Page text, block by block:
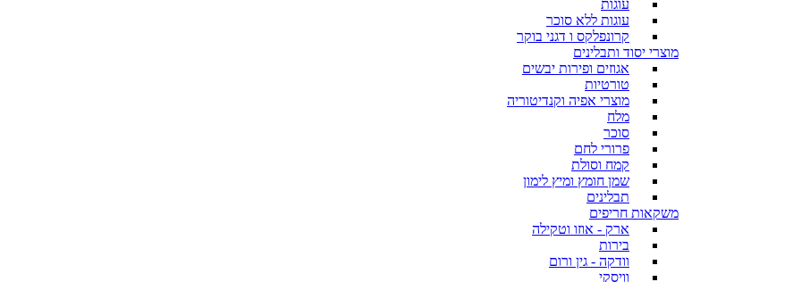
עוגות
עוגות ללא סוכר
קרונפלקס ו דגני בוקר
מוצרי יסוד ותבלינים
אגוזים ופירות יבשים
טורטיות
מוצרי אפיה וקנדיטוריה
מלח
סוכר
פרורי לחם
קמח וסולת
שמן חומץ ומיץ לימון
תבלינים
משקאות חריפים
ארק - אוזו וטקילה
בירות
וודקה - גין ורום
וויסקי